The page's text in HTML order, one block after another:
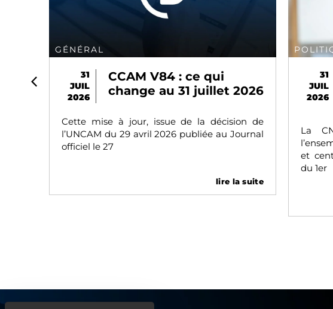
GÉNÉRAL
31
JUIL
2026
CCAM V84 : ce qui
change au 31 juillet 2026
Cette mise à jour, issue de la décision de
l’UNCAM du 29 avril 2026 publiée au Journal
officiel le 27
lire la suite
31
JUIL
2026
La
et
du 1er